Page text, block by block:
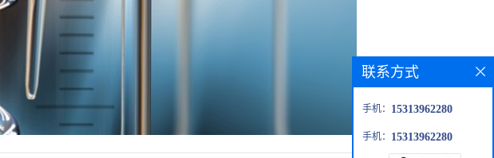
联系方式
手机： 15313962280
手机： 15313962280